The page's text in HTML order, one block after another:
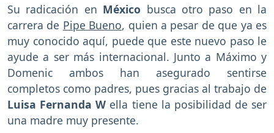
Su radicación en México busca otro paso en la
carrera de Pipe Bueno, quien a pesar de que ya es
muy conocido aquí, puede que este nuevo paso le
ayude a ser más internacional. Junto a Máximo y
Domenic ambos han asegurado sentirse
completos como padres, pues gracias al trabajo de
Luisa Fernanda W ella tiene la posibilidad de ser
una madre muy presente.